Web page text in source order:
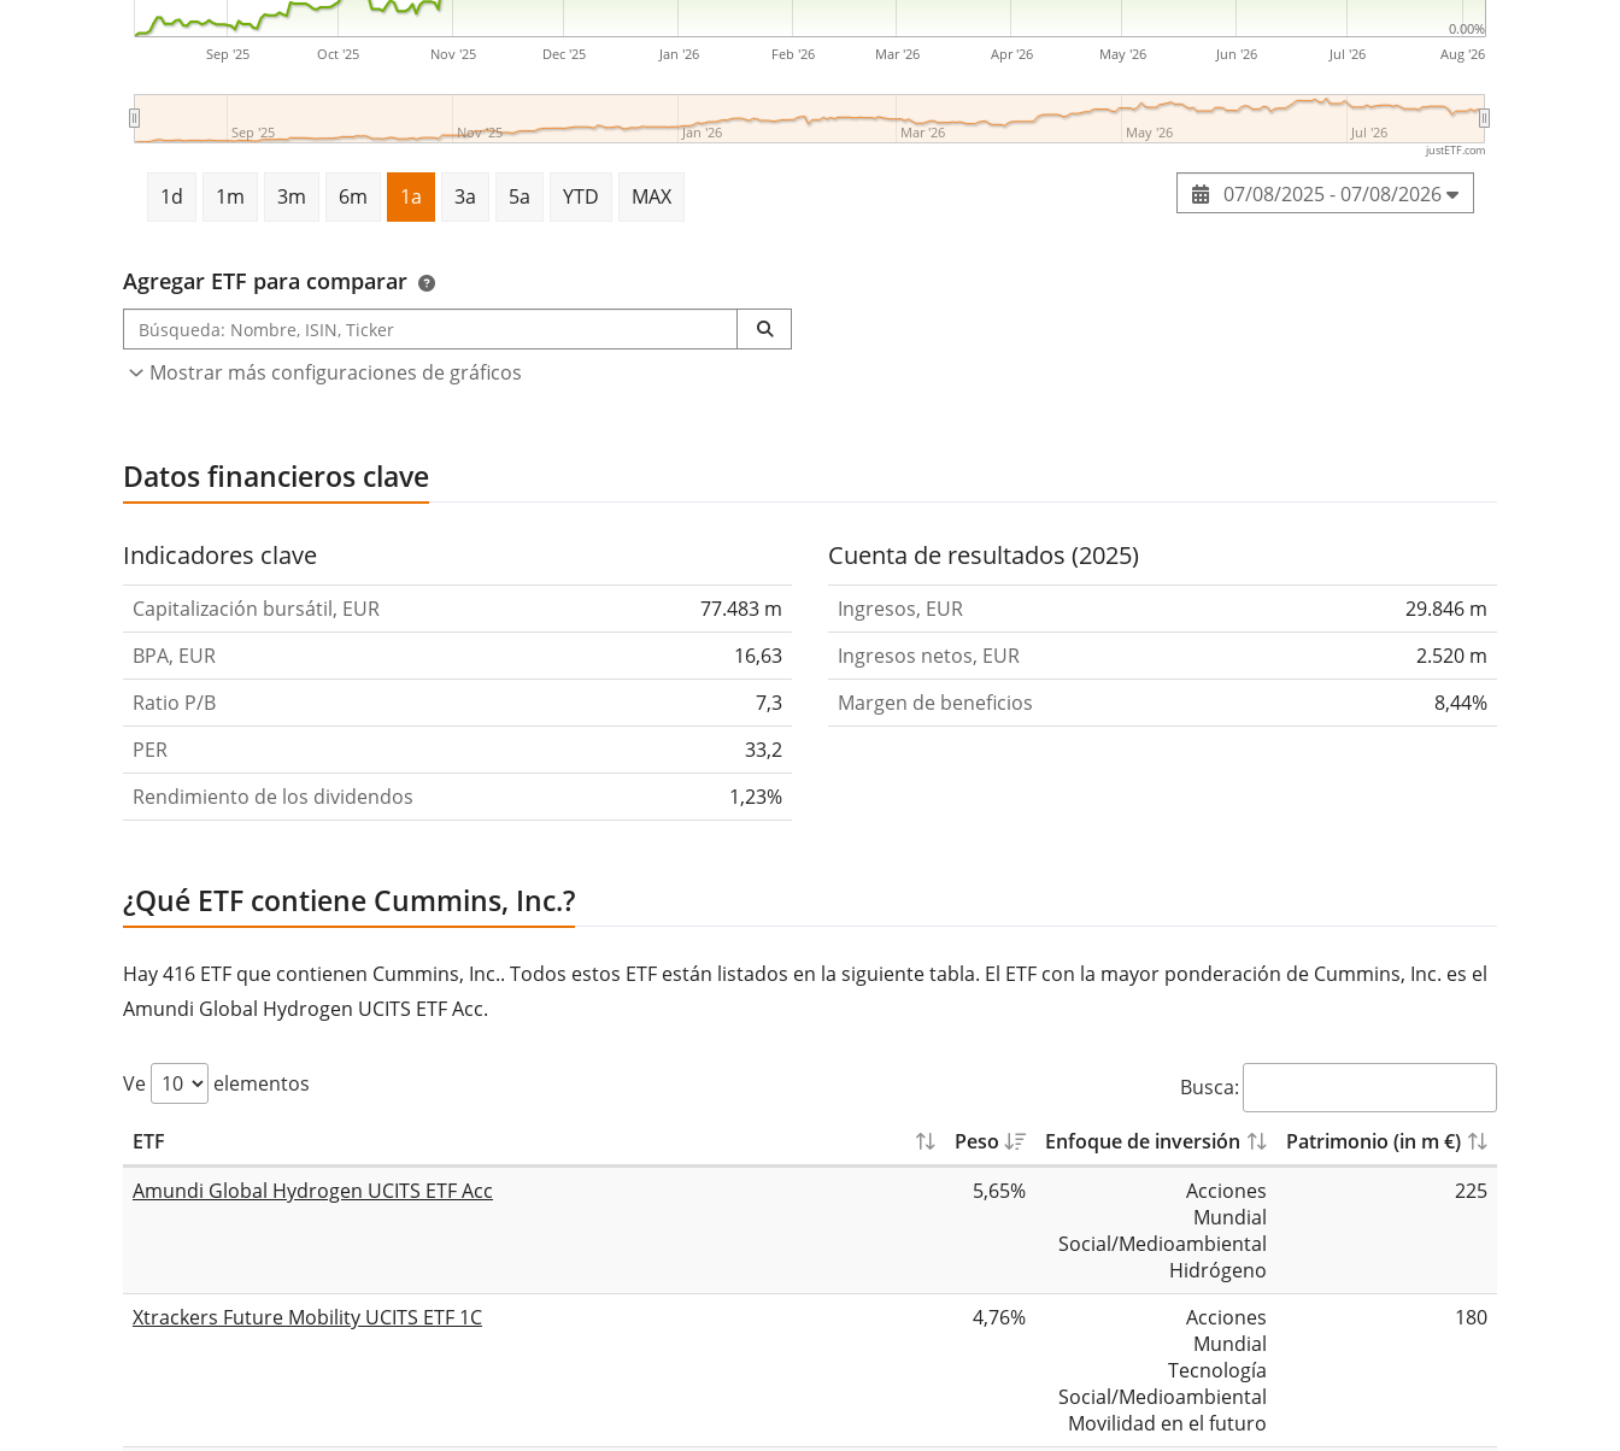
tecnologías de baterías, pilas de combustible y sistemas de propulsión
eléctrica. La empresa fue fundada por Clessie Lyle Cummins y William
Glanton Irwin el 3 de febrero de 1919 y tiene su sede en Columbus, IN.
Sep '25 Oct '25 Nov '25 Dec '25 Jan '26 Feb '26 Mar '26 Apr '26 May '26 Jun '26 Jul '26 Aug '26
Sep '25 Nov '25 Jan '26 Mar '26 May '26 Jul '26
0.00%
justETF.com
1d 1m 3m 6m 1a 3a 5a YTD MAX 07/08/2025 - 07/08/2026
Agregar ETF para comparar
Mostrar más configuraciones de gráficos
Datos financieros clave
Indicadores clave
Capitalización bursátil, EUR
77.483 m
BPA, EUR
16,63
Ratio P/B
7,3
PER
33,2
Rendimiento de los dividendos
1,23%
Cuenta de resultados (2025)
Ingresos, EUR
29.846 m
Ingresos netos, EUR
2.520 m
Margen de beneficios
8,44%
¿Qué ETF contiene Cummins, Inc.?
Hay 416 ETF que contienen Cummins, Inc.. Todos estos ETF están listados en la siguiente tabla. El ETF con la mayor ponderación de Cummins, Inc. es el
Amundi Global Hydrogen UCITS ETF Acc.
Ve elementos Busca:
ETF Peso Enfoque de inversión
Patrimonio (in m €)
Amundi Global Hydrogen UCITS ETF Acc
5,65%
Acciones
Mundial
Social/Medioambiental
Hidrógeno
225
Xtrackers Future Mobility UCITS ETF 1C 4,76%
Acciones
Mundial
Tecnología
Social/Medioambiental
Movilidad en el futuro
180